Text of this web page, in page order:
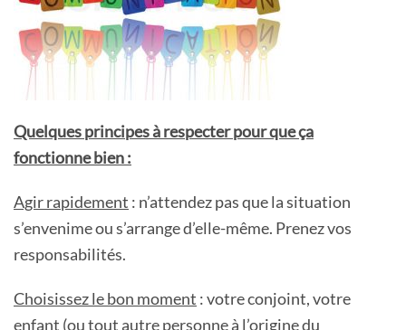
Quelques principes à respecter pour que ça
fonctionne bien :
Agir rapidement : n’attendez pas que la situation
s’envenime ou s’arrange d’elle-même. Prenez vos
responsabilités.
Choisissez le bon moment : votre conjoint, votre
enfant (ou tout autre personne à l’origine du